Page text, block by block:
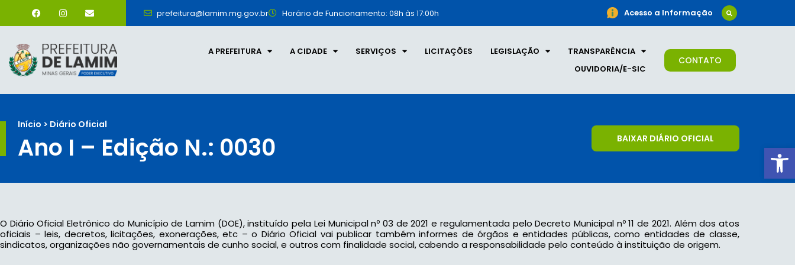
prefeitura@lamim.mg.gov.br Horário de Funcionamento: 08h às 17:00h Acesso a Informação
A PREFEITURA A CIDADE SERVIÇOS LICITAÇÕES LEGISLAÇÃO
TRANSPARÊNCIA
OUVIDORIA/E-SIC
CONTATO
Início > Diário Oficial
Ano I – Edição N.: 0030 BAIXAR DIÁRIO OFICIAL
O Diário Oficial Eletrônico do Município de Lamim (DOE), instituído pela Lei Municipal nº 03 de 2021 e regulamentada pelo Decreto Municipal nº 11 de 2021. Além dos atos
oficiais – leis, decretos, licitações, exonerações, etc – o Diário Oficial vai publicar também informes de órgãos e entidades públicas, como entidades de classe,
sindicatos, organizações não governamentais de cunho social, e outros com finalidade social, cabendo a responsabilidade pelo conteúdo à instituição de origem.